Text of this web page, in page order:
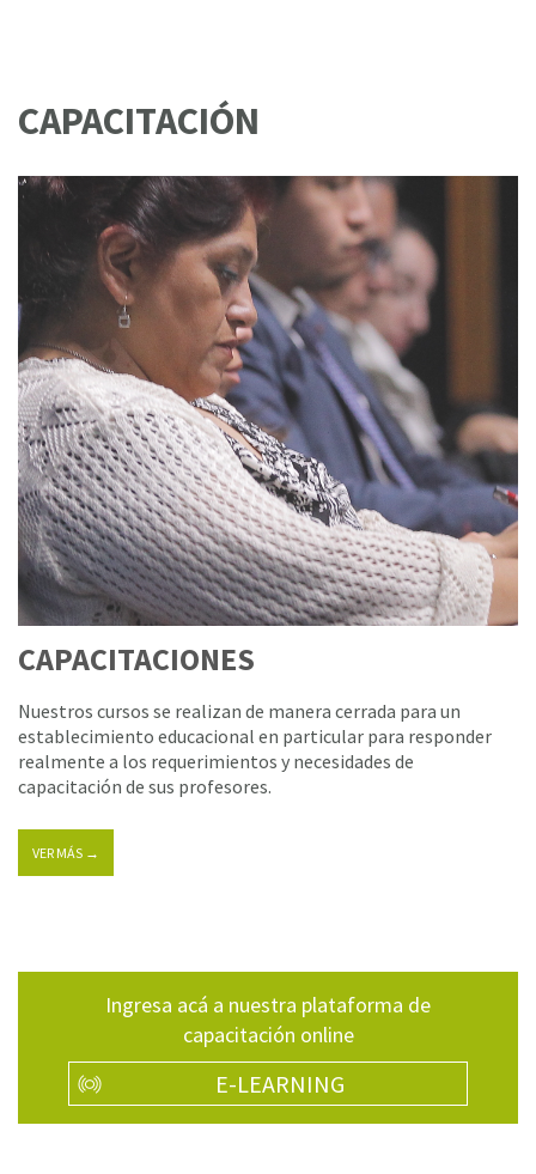
CAPACITACIÓN
CAPACITACIONES
Nuestros cursos se realizan de manera cerrada para un
establecimiento educacional en particular para responder
realmente a los requerimientos y necesidades de
capacitación de sus profesores.
VER MÁS →
Ingresa acá a nuestra plataforma de
capacitación online
E-LEARNING